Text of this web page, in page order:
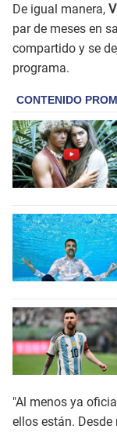
De igual manera,
par de meses en
compartido y se
programa.
"Al menos ya
ellos están.